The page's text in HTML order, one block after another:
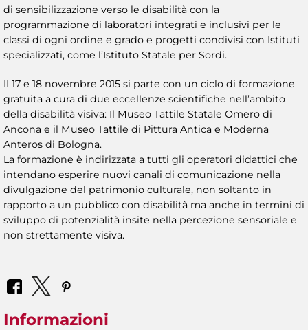
di sensibilizzazione verso le disabilità con la
programmazione di laboratori integrati e inclusivi per le
classi di ogni ordine e grado e progetti condivisi con Istituti
specializzati, come l’Istituto Statale per Sordi.
II 17 e 18 novembre 2015 si parte con un ciclo di formazione
gratuita a cura di due eccellenze scientifiche nell’ambito
della disabilità visiva: Il Museo Tattile Statale Omero di
Ancona e il Museo Tattile di Pittura Antica e Moderna
Anteros di Bologna.
La formazione è indirizzata a tutti gli operatori didattici che
intendano esperire nuovi canali di comunicazione nella
divulgazione del patrimonio culturale, non soltanto in
rapporto a un pubblico con disabilità ma anche in termini di
sviluppo di potenzialità insite nella percezione sensoriale e
non strettamente visiva.
Informazioni